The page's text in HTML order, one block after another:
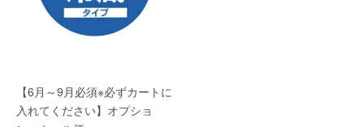
【6月～9月必須※必ずカートに
入れてください】オプショ